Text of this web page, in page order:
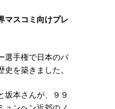
マスコミ向けプレ
選手権で日本のパ
史を築きました。
本さんが、９９